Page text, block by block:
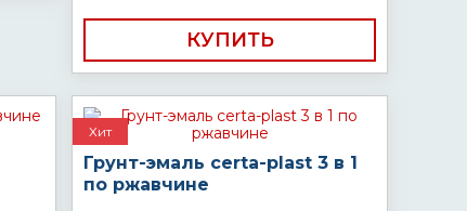
КУПИТЬ
Хит
Грунт-эмаль certa-plast 3 в 1
по ржавчине